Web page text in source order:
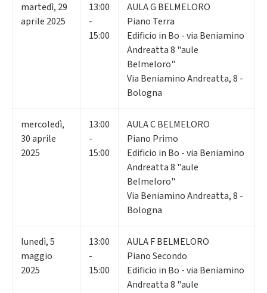
martedì, 29
aprile 2025
13:00
-
15:00
AULA G BELMELORO
Piano Terra
Edificio in Bo - via Beniamino
Andreatta 8 "aule
Belmeloro"
Via Beniamino Andreatta, 8 -
Bologna
mercoledì,
30aprile
2025
13:00
-
15:00
AULA C BELMELORO
Piano Primo
Edificio in Bo - via Beniamino
Andreatta 8 "aule
Belmeloro"
Via Beniamino Andreatta, 8 -
Bologna
lunedì,5
maggio
2025
13:00
-
15:00
AULA F BELMELORO
Piano Secondo
Edificio in Bo - via Beniamino
Andreatta 8 "aule